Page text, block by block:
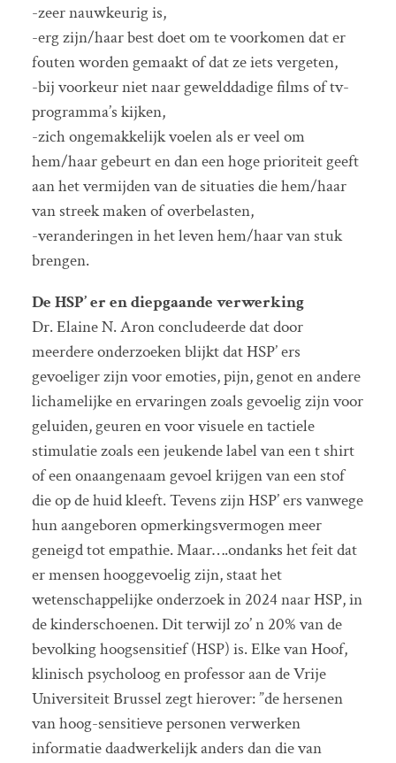
-zeer nauwkeurig is,
-erg zijn/haar best doet om te voorkomen dat er
fouten worden gemaakt of dat ze iets vergeten,
-bij voorkeur niet naar gewelddadige films of tv-
programma’s kijken,
-zich ongemakkelijk voelen als er veel om
hem/haar gebeurt en dan een hoge prioriteit geeft
aan het vermijden van de situaties die hem/haar
van streek maken of overbelasten,
-veranderingen in het leven hem/haar van stuk
brengen.
De HSP’ er en diepgaande verwerking
Dr. Elaine N. Aron concludeerde dat door
meerdere onderzoeken blijkt dat HSP’ ers
gevoeliger zijn voor emoties, pijn, genot en andere
lichamelijke en ervaringen zoals gevoelig zijn voor
geluiden, geuren en voor visuele en tactiele
stimulatie zoals een jeukende label van een t shirt
of een onaangenaam gevoel krijgen van een stof
die op de huid kleeft. Tevens zijn HSP’ ers vanwege
hun aangeboren opmerkingsvermogen meer
geneigd tot empathie. Maar….ondanks het feit dat
er mensen hooggevoelig zijn, staat het
wetenschappelijke onderzoek in 2024 naar HSP, in
de kinderschoenen. Dit terwijl zo’ n 20% van de
bevolking hoogsensitief (HSP) is. Elke van Hoof,
klinisch psycholoog en professor aan de Vrije
Universiteit Brussel zegt hierover: ”de hersenen
van hoog-sensitieve personen verwerken
informatie daadwerkelijk anders dan die van